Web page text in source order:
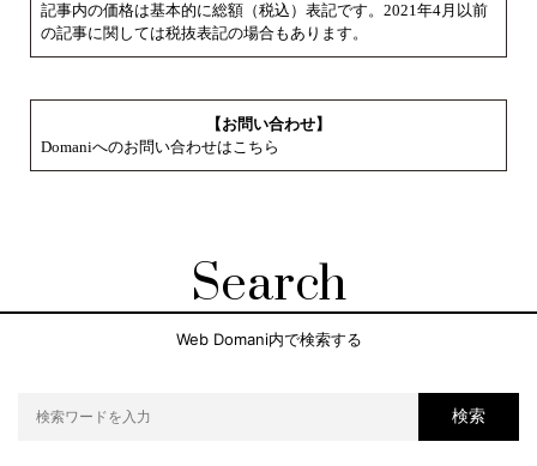
記事内の価格は基本的に総額（税込）表記です。2021年4月以前
の記事に関しては税抜表記の場合もあります。
【お問い合わせ】
Domaniへのお問い合わせはこちら
Search
Web Domani内で検索する
検索